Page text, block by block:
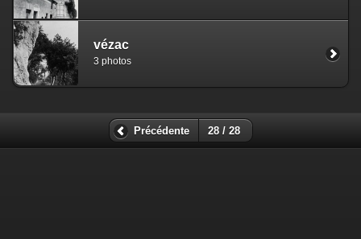
vézac
3 photos
Précédente 28 / 28